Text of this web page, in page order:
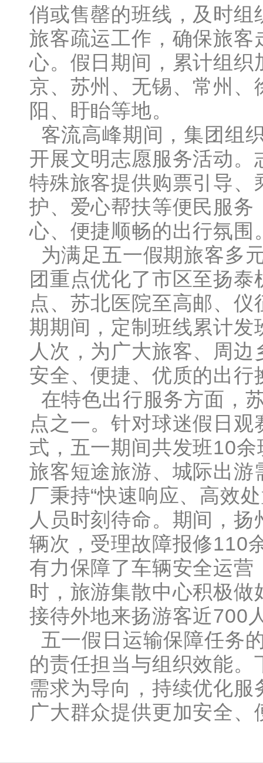
俏或售罄的班线，及时
旅客疏运工作，确保旅
心。假日期间，累计组
京、苏州、无锡、常州
阳、盱眙等地。
客流高峰期间，集团组
开展文明志愿服务活动
特殊旅客提供购票引导
护、爱心帮扶等便民服
心、便捷顺畅的出行氛围
为满足五一假期旅客多
团重点优化了市区至扬
点、苏北医院至高邮、
期期间，定制班线累计
人次，为广大旅客、周
安全、便捷、优质的出行
在特色出行服务方面，
点之一。针对球迷假日
式，五一期间共发班10
旅客短途旅游、城际出
厂秉持“快速响应、高效
人员时刻待命。期间，
辆次，受理故障报修110
有力保障了车辆安全运
时，旅游集散中心积极
接待外地来扬游客近700
五一假日运输保障任务
的责任担当与组织效能
需求为导向，持续优化
广大群众提供更加安全